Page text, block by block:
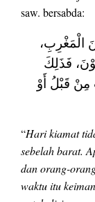
saw. bersabda:
الْمَغْرِبِ،
فَذَلِكَ
مِنْ قَبْلُ أَوْ
“Hari kiamat
sebelah barat.
dan orang-
waktu itu